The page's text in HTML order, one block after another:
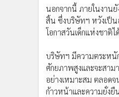
นอกจากนี้ ภายในงาน
สิ้น ซึ่งบริษัทฯ หวังเป็น
โอกาสวันเด็กแห่งชาติ
บริษัทฯ มีความตระหนั
ศักยภาพสูงและจะสาม
อย่างเหมาะสม ตลอด
ก้าวหน้าและความยั่งยื